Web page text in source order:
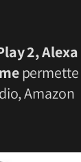
2, Alexa
permette
Amazon